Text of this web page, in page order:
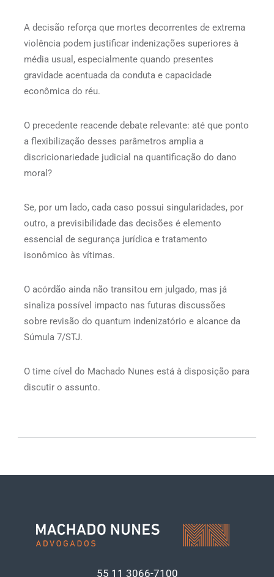
A decisão reforça que mortes decorrentes de extrema
violência podem justificar indenizações superiores à
média usual, especialmente quando presentes
gravidade acentuada da conduta e capacidade
econômica do réu.
O precedente reacende debate relevante: até que ponto
a flexibilização desses parâmetros amplia a
discricionariedade judicial na quantificação do dano
moral?
Se, por um lado, cada caso possui singularidades, por
outro, a previsibilidade das decisões é elemento
essencial de segurança jurídica e tratamento
isonômico às vítimas.
O acórdão ainda não transitou em julgado, mas já
sinaliza possível impacto nas futuras discussões
sobre revisão do quantum indenizatório e alcance da
Súmula 7/STJ.
O time cível do Machado Nunes está à disposição para
discutir o assunto.
55 11 3066-7100